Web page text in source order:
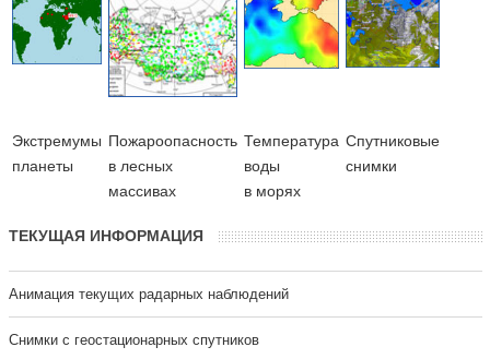
Экстремумы
планеты
Пожароопасность
в лесных
массивах
Температура
воды
в морях
Cпутниковые
снимки
ТЕКУЩАЯ ИНФОРМАЦИЯ
Анимация текущих радарных наблюдений
Cнимки с геостационарных спутников